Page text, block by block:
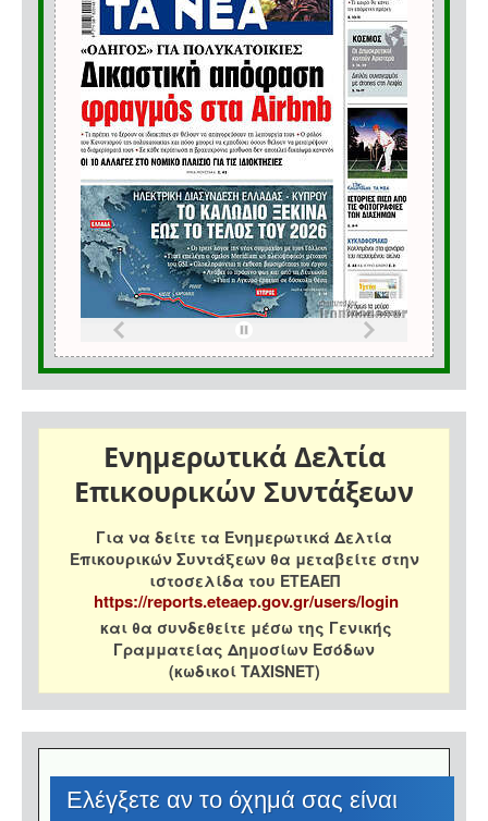
Ενημερωτικά Δελτία
Επικουρικών Συντάξεων
Για να δείτε τα Ενημερωτικά Δελτία
Επικουρικών Συντάξεων θα μεταβείτε στην
ιστοσελίδα του ΕΤΕΑΕΠ
https://reports.eteaep.gov.gr/users/login
και θα συνδεθείτε μέσω της Γενικής
Γραμματείας Δημοσίων Εσόδων
(κωδικοί TAXISNET)
Eλέγξετε αν το όχημά σας είναι